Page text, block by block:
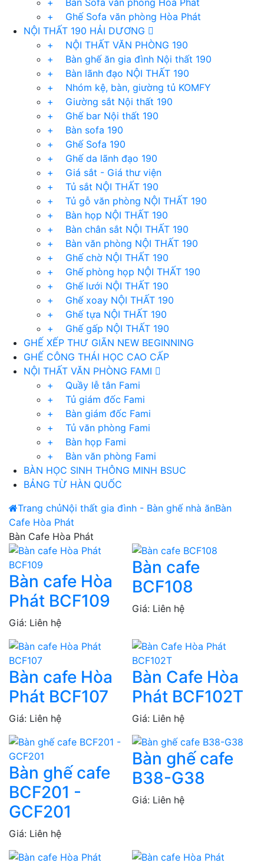
+ Bàn Sofa văn phòng Hòa Phát
+ Ghế Sofa văn phòng Hòa Phát
NỘI THẤT 190 HẢI DƯƠNG
+ NỘI THẤT VĂN PHÒNG 190
+ Bàn ghế ăn gia đình Nội thất 190
+ Bàn lãnh đạo NỘI THẤT 190
+ Nhóm kệ, bàn, giường tủ KOMFY
+ Giường sắt Nội thất 190
+ Ghế bar Nội thất 190
+ Bàn sofa 190
+ Ghế Sofa 190
+ Ghế da lãnh đạo 190
+ Giá sắt - Giá thư viện
+ Tủ sắt NỘI THẤT 190
+ Tủ gỗ văn phòng NỘI THẤT 190
+ Bàn họp NỘI THẤT 190
+ Bàn chân sắt NỘI THẤT 190
+ Bàn văn phòng NỘI THẤT 190
+ Ghế chờ NỘI THẤT 190
+ Ghế phòng họp NỘI THẤT 190
+ Ghế lưới NỘI THẤT 190
+ Ghế xoay NỘI THẤT 190
+ Ghế tựa NỘI THẤT 190
+ Ghế gấp NỘI THẤT 190
GHẾ XẾP THƯ GIÃN NEW BEGINNING
GHẾ CÔNG THÁI HỌC CAO CẤP
NỘI THẤT VĂN PHÒNG FAMI
+ Quầy lễ tân Fami
+ Tủ giám đốc Fami
+ Bàn giám đốc Fami
+ Tủ văn phòng Fami
+ Bàn họp Fami
+ Bàn văn phòng Fami
BÀN HỌC SINH THÔNG MINH BSUC
BẢNG TỪ HÀN QUỐC
Trang chủNội thất gia đình - Bàn ghế nhà ănBàn
Cafe Hòa Phát
Bàn Cafe Hòa Phát
Bàn cafe Hòa
Phát BCF109
Giá: Liên hệ
Bàn cafe
BCF108
Giá: Liên hệ
Bàn cafe Hòa
Phát BCF107
Giá: Liên hệ
Bàn Cafe Hòa
Phát BCF102T
Giá: Liên hệ
Bàn ghế cafe
BCF201 -
GCF201
Giá: Liên hệ
Bàn ghế cafe
B38-G38
Giá: Liên hệ